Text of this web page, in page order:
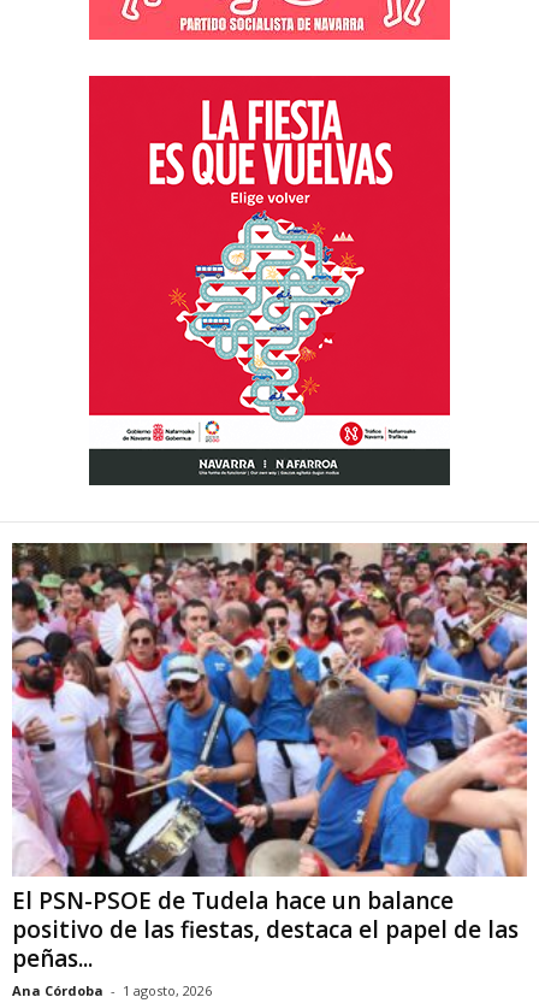
El PSN-PSOE de Tudela hace un balance
positivo de las fiestas, destaca el papel de las
peñas...
Ana Córdoba - 1 agosto, 2026